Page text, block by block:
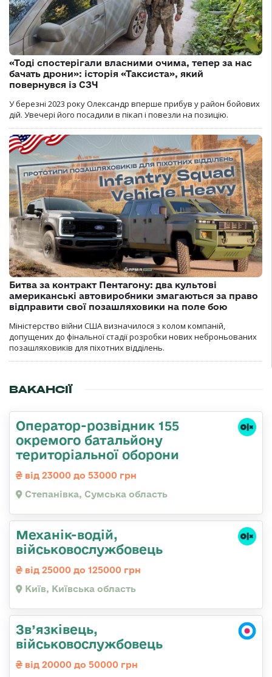
«Тоді спостерігали власними очима, тепер за нас
бачать дрони»: історія «Таксиста», який
повернувся із СЗЧ
У березні 2023 року Олександр вперше прибув у район бойових
дій. Увечері його посадили в пікап і повезли на позицію.
Битва за контракт Пентагону: два культові
американські автовиробники змагаються за право
відправити свої позашляховики на поле бою
Міністерство війни США визначилося з колом компаній,
допущених до фінальної стадії розробки нових неброньованих
позашляховиків для піхотних відділень.
ВАКАНСІЇ
Оператор-розвідник 155
окремого батальйону
територіальної оборони
від 23000 до 53000 грн
Степанівка, Сумська область
Механік-водій,
військовослужбовець
від 25000 до 125000 грн
Київ, Київська область
Зв’язківець,
військовослужбовець
від 20000 до 50000 грн